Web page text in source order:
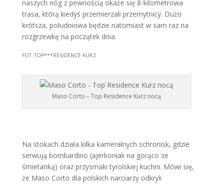
naszych nóg z pewnością okaże się 8-kilometrowa
trasa, którą kiedyś przemierzali przemytnicy. Dużo
krótsza, południowa będzie natomiast w sam raz na
rozgrzewkę na początek dnia.
FOT. TOP***RESIDENCE KURZ
Maso Corto – Top Residence Kurz nocą
Na stokach działa kilka kameralnych schronisk, gdzie
serwują bombardino (ajerkoniak na gorąco ze
śmietanką) oraz przysmaki tyrolskiej kuchni. Mówi się,
że Maso Corto dla polskich narciarzy odkryli